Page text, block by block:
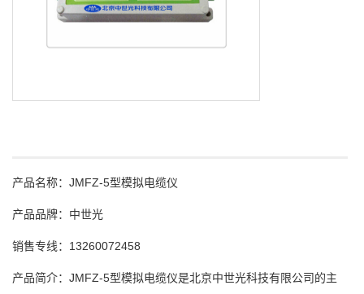
产品名称： JMFZ-5型模拟电缆仪
产品品牌：中世光
销售专线： 13260072458
产品简介： JMFZ-5型模拟电缆仪是北京中世光科技有限公司的主